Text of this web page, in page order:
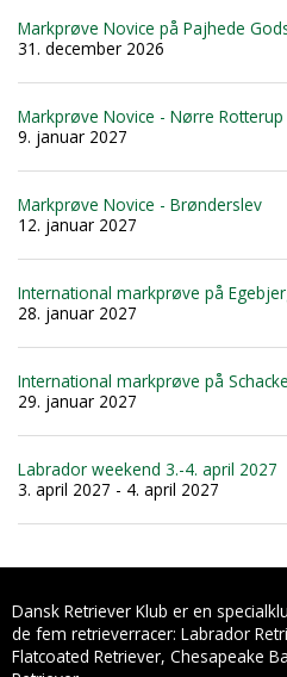
Markprøve Novice på Pajhede
31. december 2026
Markprøve Novice - Nørre Rotterup
9. januar 2027
Markprøve Novice - Brønderslev
12. januar 2027
International markprøve på
28. januar 2027
International markprøve på
29. januar 2027
Labrador weekend 3.-4. april 2027
3. april 2027 - 4. april 2027
Dansk Retriever Klub er en
de fem retrieverracer: Labrador
Flatcoated Retriever, Chesapeake